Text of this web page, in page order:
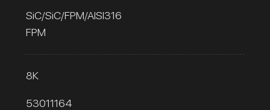
SiC/SiC/FPM/AISI316
FPM
8К
53011164